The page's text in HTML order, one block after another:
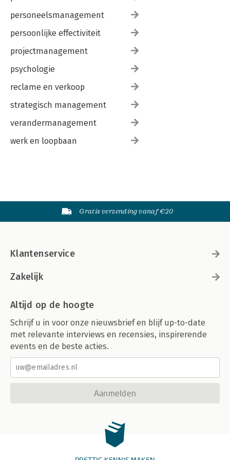
personeelsmanagement
persoonlijke effectiviteit
projectmanagement
psychologie
reclame en verkoop
strategisch management
verandermanagement
werk en loopbaan
Gratis verzending vanaf €20
Klantenservice
Zakelijk
Altijd op de hoogte
Schrijf u in voor onze nieuwsbrief en blijf up-to-date
met relevante interviews en recensies, inspirerende
events en de beste acties.
Aanmelden